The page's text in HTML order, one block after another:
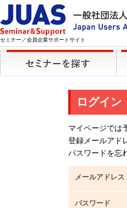
セミナー／会員企業サポートサイト
ログイン
マイページでは
登録メールアド
パスワードを忘
メールアドレス
パスワード